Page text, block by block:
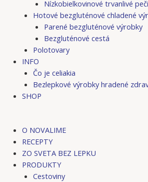
Nízkobielkovinové trvanlivé
Hotové bezgluténové chladené
Parené bezgluténové výrobky
Bezgluténové cestá
Polotovary
INFO
Čo je celiakia
Bezlepkové výrobky hradené
SHOP
O NOVALIME
RECEPTY
ZO SVETA BEZ LEPKU
PRODUKTY
Cestoviny